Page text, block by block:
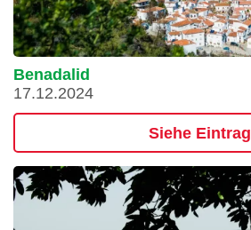
Benadalid
17.12.2024
Siehe Eintrag